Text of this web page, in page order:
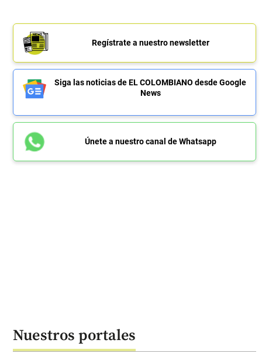
Regístrate a nuestro newsletter
Siga las noticias de EL COLOMBIANO desde Google
News
Únete a nuestro canal de Whatsapp
Nuestros portales